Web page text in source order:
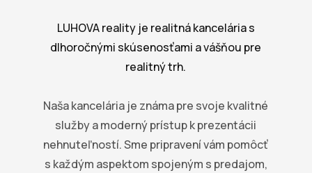
LUHOVA reality je realitná kancelária s
dlhoročnými skúsenosťami a vášňou pre
realitný trh.
Naša kancelária je známa pre svoje kvalitné
služby a moderný prístup k prezentácii
nehnuteľností. Sme pripravení vám pomôcť
s každým aspektom spojeným s predajom,